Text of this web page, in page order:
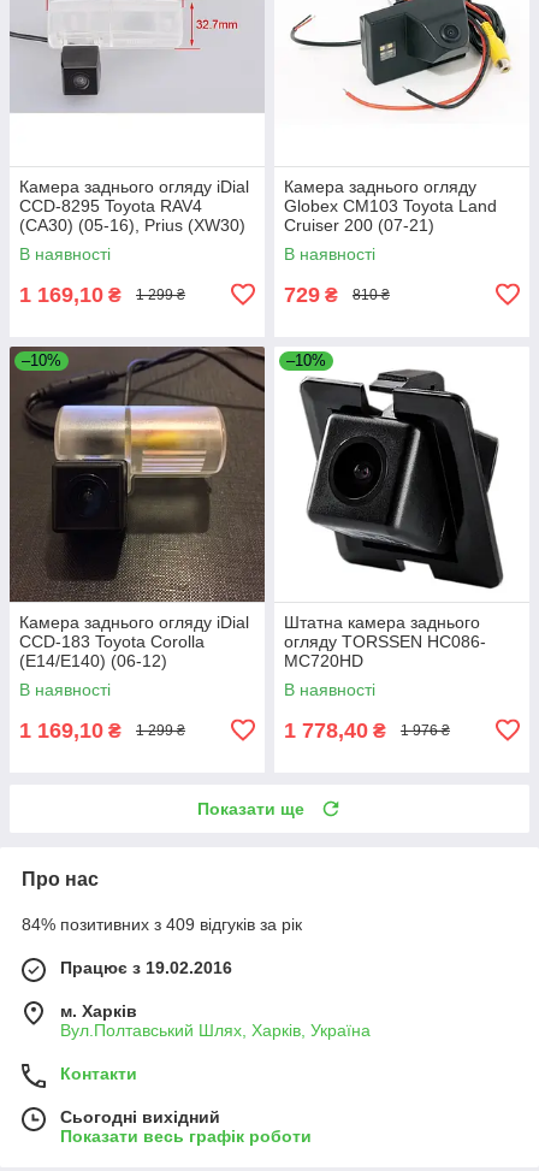
Камера заднього огляду iDial
CCD-8295 Toyota RAV4
(CA30) (05-16), Prius (XW30)
(09-15)
В наявності
1 169,10 ₴ 1 299 ₴
Камера заднього огляду
Globex CM103 Toyota Land
Cruiser 200 (07-21)
В наявності
729 ₴ 810 ₴
–10%
Камера заднього огляду iDial
CCD-183 Toyota Corolla
(E14/E140) (06-12)
В наявності
1 169,10 ₴ 1 299 ₴
–10%
Штатна камера заднього
огляду TORSSEN HC086-
MC720HD
В наявності
1 778,40 ₴ 1 976 ₴
Показати ще
Про нас
84% позитивних з 409 відгуків за рік
Працює з 19.02.2016
м. Харків
Вул.Полтавський Шлях, Харків, Україна
Контакти
Сьогодні вихідний
Показати весь графік роботи